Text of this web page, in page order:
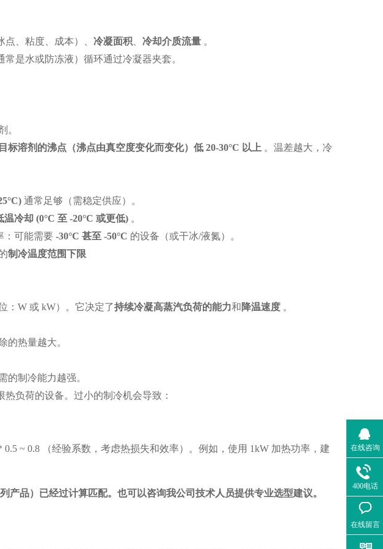
点、粘度、成本）、 冷凝面积 冷却介质流量 。
常是水或防冻液）循环通过冷凝器夹套。
。
标溶剂的沸点（沸点由真空度变化而变化）低 20-30°C 以上 。温差越大，冷
通常足够（需稳定供应）。
温冷却 (0°C 至 -20°C 或更低) 。
：可能需要 -30°C 甚至 -50°C 的设备（或干冰/液氮）。
制冷温度范围下限
：W 或 kW）。它决定了持续冷凝高蒸汽负荷的能力和降温速度 。
的热量越大。
的制冷能力越强。
热负荷的设备。过小的制冷机会导致：
~ 0.8 （经验系数，考虑热损失和效率）。例如，使用 1kW 加热功率，建
产品）已经过计算匹配。也可以咨询我公司技术人员提供专业选型建议。
在线咨询
400电话
在线留言